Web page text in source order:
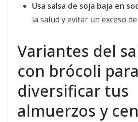
Usa salsa de soja baja en
la salud y evitar un exceso
Variantes del
con brócoli para
diversificar tus
almuerzos y